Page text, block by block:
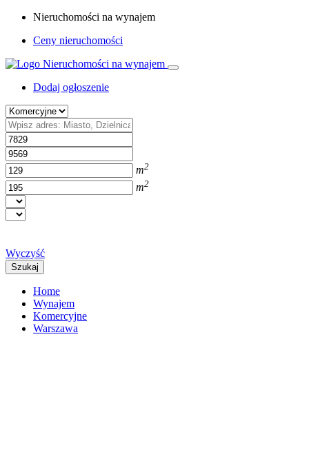
Nieruchomości na wynajem
Ceny nieruchomości
Dodaj ogłoszenie
m2
m2
Wyczyść
Szukaj
Home
Wynajem
Komercyjne
Warszawa